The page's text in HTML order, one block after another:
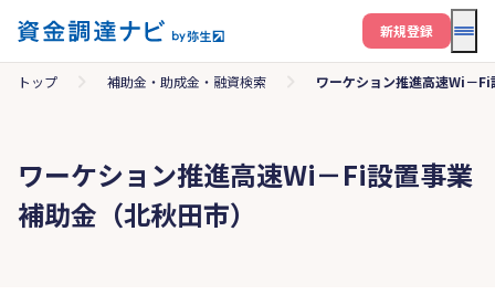
メ
新規登録
トップ 補助金・助成金・融資検索 ワーケション推進高速Wi－
ワーケション推進高速Wi－Fi設置事業
補助金（北秋田市）